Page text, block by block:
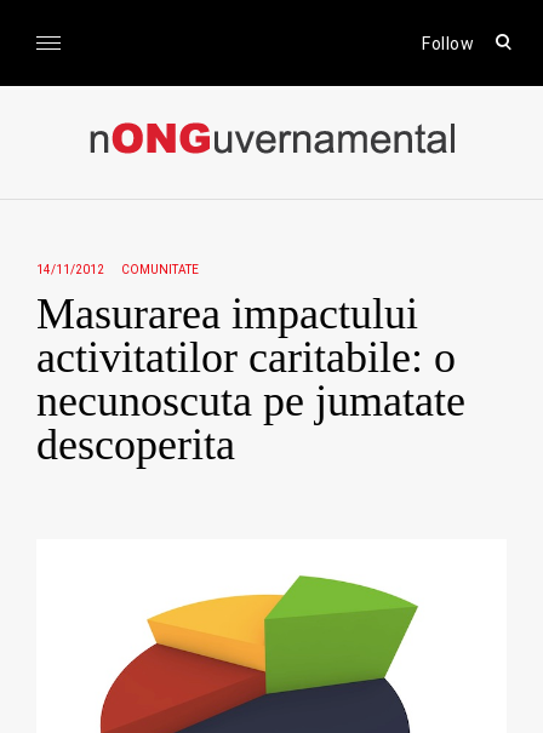
Follow
open
form
nONGuvernamental
14/11/2012 COMUNITATE
Masurarea impactului
activitatilor caritabile: o
necunoscuta pe jumatate
descoperita